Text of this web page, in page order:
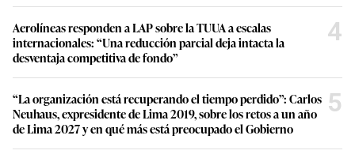
Aerolíneas responden a LAP sobre la TUUA a escalas
internacionales: “Una reducción parcial deja intacta la
desventaja competitiva de fondo”
4
“La organización está recuperando el tiempo perdido”: Carlos
Neuhaus, expresidente de Lima 2019, sobre los retos a un año
de Lima 2027 y en qué más está preocupado el Gobierno
5